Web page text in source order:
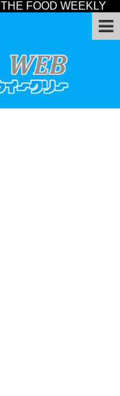
THE FOOD WEEKLY